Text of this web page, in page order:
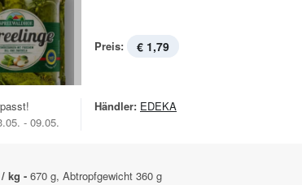
Preis: € 1,79
- 09.05.
Händler: EDEKA
kg - 670 g, Abtropfgewicht 360 g